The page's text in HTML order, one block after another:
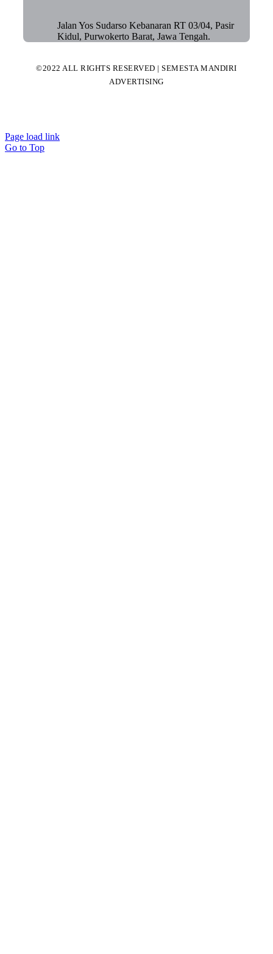
Jalan Yos Sudarso Kebanaran RT 03/04, Pasir
Kidul, Purwokerto Barat, Jawa Tengah.
©2022 ALL RIGHTS RESERVED | SEMESTA MANDIRI
ADVERTISING
Page load link
Go to Top